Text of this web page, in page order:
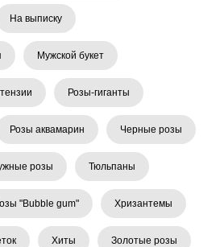
На выписку
Мужской букет
Розы-гиганты
Розы аквамарин Черные розы
розы Тюльпаны
"Bubble gum" Хризантемы
Хиты Золотые розы